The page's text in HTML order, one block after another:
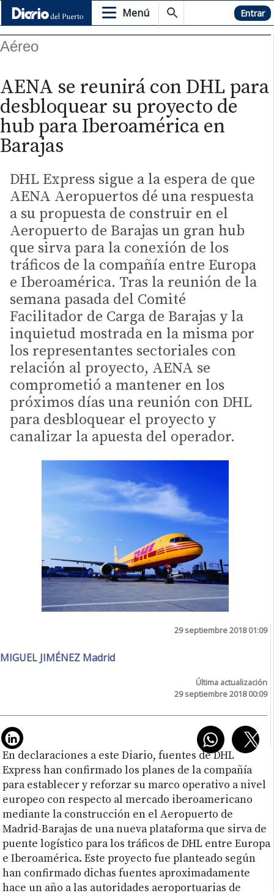
Menú Hemeroteca Entrar
Aéreo
AENA se reunirá con DHL para
desbloquear su proyecto de
hub para Iberoamérica en
Barajas
DHL Express sigue a la espera de que
AENA Aeropuertos dé una respuesta
a su propuesta de construir en el
Aeropuerto de Barajas un gran hub
que sirva para la conexión de los
tráficos de la compañía entre Europa
e Iberoamérica. Tras la reunión de la
semana pasada del Comité
Facilitador de Carga de Barajas y la
inquietud mostrada en la misma por
los representantes sectoriales con
relación al proyecto, AENA se
comprometió a mantener en los
próximos días una reunión con DHL
para desbloquear el proyecto y
canalizar la apuesta del operador.
29 septiembre 2018 01:09
MIGUEL JIMÉNEZ Madrid
Última actualización
29 septiembre 2018 00:09
En declaraciones a este Diario, fuentes de DHL
Express han confirmado los planes de la compañía
para establecer y reforzar su marco operativo a nivel
europeo con respecto al mercado iberoamericano
mediante la construcción en el Aeropuerto de
Madrid-Barajas de una nueva plataforma que sirva de
puente logístico para los tráficos de DHL entre Europa
e Iberoamérica. Este proyecto fue planteado según
han confirmado dichas fuentes aproximadamente
hace un año a las autoridades aeroportuarias de